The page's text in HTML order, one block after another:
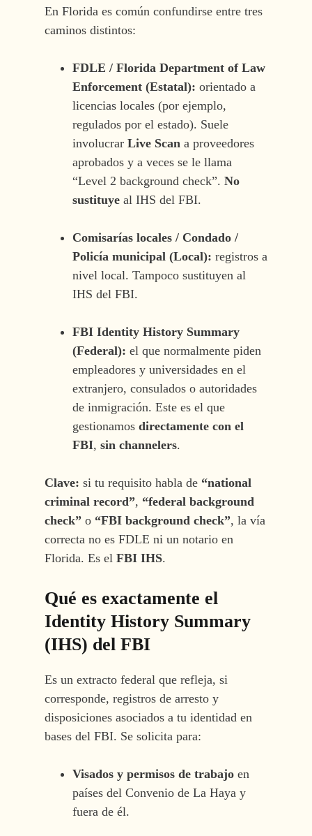
En Florida es común confundirse entre tres
caminos distintos:
FDLE / Florida Department of Law
Enforcement (Estatal): orientado a
licencias locales (por ejemplo,
regulados por el estado). Suele
involucrar Live Scan a proveedores
aprobados y a veces se le llama
“Level 2 background check”. No
sustituyeal IHS del FBI.
Comisarías locales / Condado /
Policía municipal (Local): registros a
nivel local. Tampoco sustituyen al
IHS del FBI.
FBI Identity History Summary
(Federal): el que normalmente piden
empleadores y universidades en el
extranjero, consulados o autoridades
de inmigración. Este es el que
gestionamos directamente con el
FBI, sin channelers.
Clave: si tu requisito habla de “national
criminal record”, “federal background
check”o “FBI background check”, la vía
correcta no es FDLE ni un notario en
Florida. Es el FBI IHS.
Qué es exactamente el
Identity History Summary
(IHS) del FBI
Es un extracto federal que refleja, si
corresponde, registros de arresto y
disposiciones asociados a tu identidad en
bases del FBI. Se solicita para:
Visados y permisos de trabajoen
países del Convenio de La Haya y
fuera de él.